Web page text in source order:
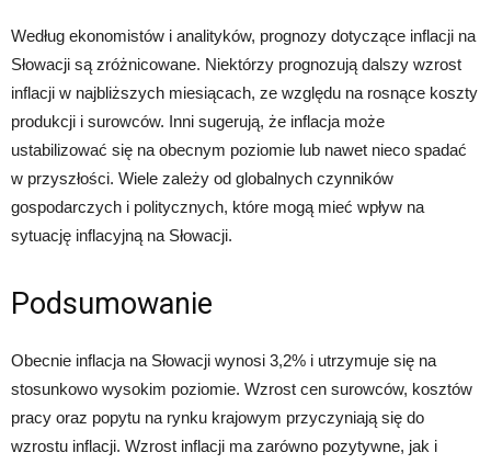
Według ekonomistów i analityków, prognozy dotyczące inflacji na
Słowacji są zróżnicowane. Niektórzy prognozują dalszy wzrost
inflacji w najbliższych miesiącach, ze względu na rosnące koszty
produkcji i surowców. Inni sugerują, że inflacja może
ustabilizować się na obecnym poziomie lub nawet nieco spadać
w przyszłości. Wiele zależy od globalnych czynników
gospodarczych i politycznych, które mogą mieć wpływ na
sytuację inflacyjną na Słowacji.
Podsumowanie
Obecnie inflacja na Słowacji wynosi 3,2% i utrzymuje się na
stosunkowo wysokim poziomie. Wzrost cen surowców, kosztów
pracy oraz popytu na rynku krajowym przyczyniają się do
wzrostu inflacji. Wzrost inflacji ma zarówno pozytywne, jak i